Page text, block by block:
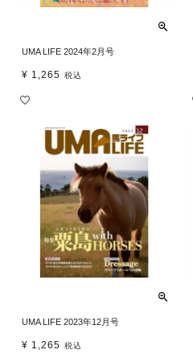
UMA LIFE 2024年2月号
¥ 1,265 税込
UMA LIFE 2023年12月号
¥ 1,265 税込